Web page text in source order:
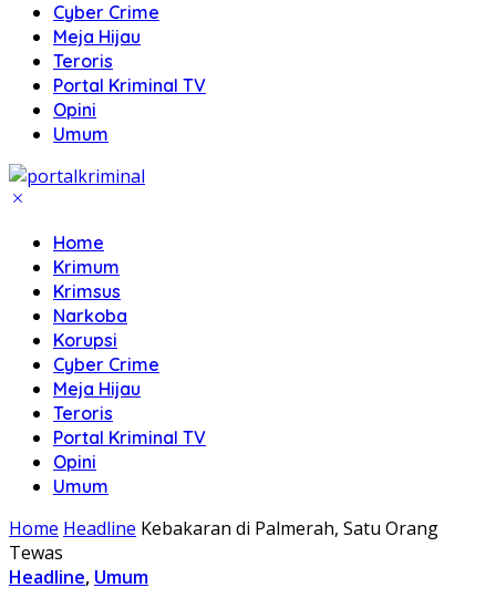
Cyber Crime
Meja Hijau
Teroris
Portal Kriminal TV
Opini
Umum
Home
Krimum
Krimsus
Narkoba
Korupsi
Cyber Crime
Meja Hijau
Teroris
Portal Kriminal TV
Opini
Umum
Home Headline Kebakaran di Palmerah, Satu Orang
Tewas
Headline, Umum